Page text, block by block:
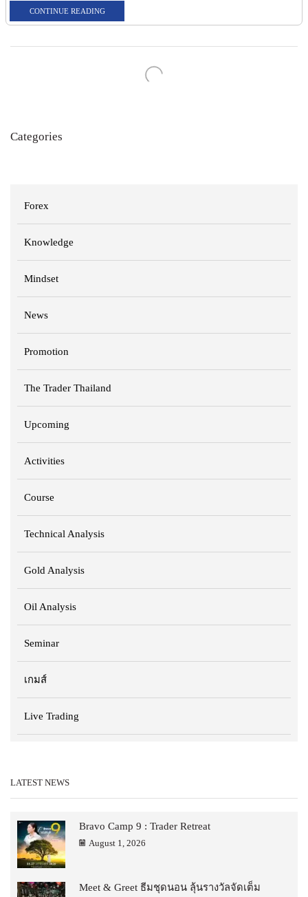
CONTINUE READING
Categories
Forex
Knowledge
Mindset
News
Promotion
The Trader Thailand
Upcoming
Activities
Course
Technical Analysis
Gold Analysis
Oil Analysis
Seminar
เกมส์
Live Trading
LATEST NEWS
Bravo Camp 9 : Trader Retreat
August 1, 2026
Meet & Greet ธีมชุดนอน ลุ้นรางวัลจัดเต็ม